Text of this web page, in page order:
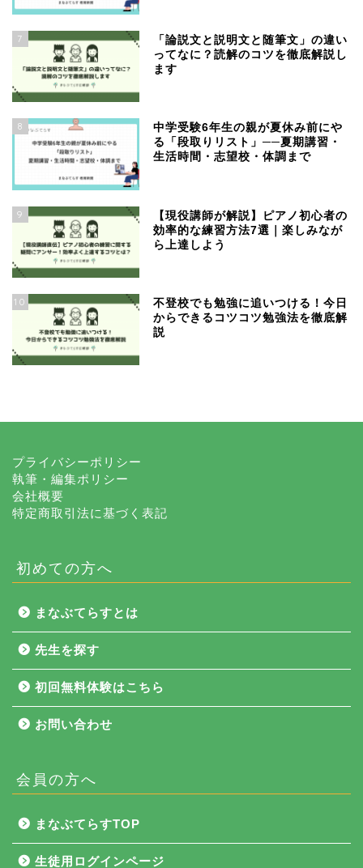
7
「論説文と説明文と随筆文」の違い
ってなに？読解のコツを徹底解説し
ます
8
中学受験6年生の親が夏休み前にや
る「段取りリスト」──夏期講習・
生活時間・志望校・体調まで
9
【現役講師が解説】ピアノ初心者の
効率的な練習方法7選｜楽しみなが
ら上達しよう
10
不登校でも勉強に追いつける！今日
からできるコツコツ勉強法を徹底解
説
プライバシーポリシー
執筆・編集ポリシー
会社概要
特定商取引法に基づく表記
初めての方へ
まなぶてらすとは
先生を探す
初回無料体験はこちら
お問い合わせ
会員の方へ
まなぶてらすTOP
生徒用ログインページ
NEWS
まなぶてらす活用法